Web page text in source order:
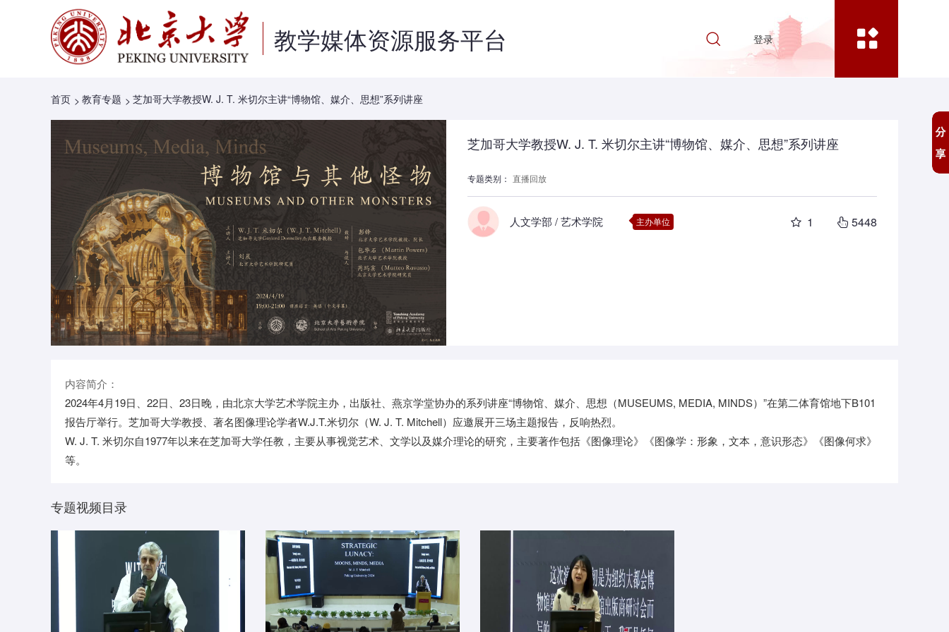
教学媒体资源服务平台 登录
首页 教育专题 芝加哥大学教授W. J. T. 米切尔主讲“博物馆、媒介、思想”系列讲座
芝加哥大学教授W. J. T. 米切尔主讲“博物馆、媒介、思想”系列讲座
专题类别： 直播回放
人文学部 / 艺术学院 主办单位 1 5448
内容简介：
2024年4月19日、22日、23日晚，由北京大学艺术学院主办，出版社、燕京学堂协办的系列讲座“博物馆、媒介、思想（MUSEUMS, MEDIA, MINDS）”在第二体育馆地下B101
报告厅举行。芝加哥大学教授、著名图像理论学者W.J.T.米切尔（W. J. T. Mitchell）应邀展开三场主题报告，反响热烈。
W. J. T. 米切尔自1977年以来在芝加哥大学任教，主要从事视觉艺术、文学以及媒介理论的研究，主要著作包括《图像理论》《图像学：形象，文本，意识形态》《图像何求》
等。
专题视频目录